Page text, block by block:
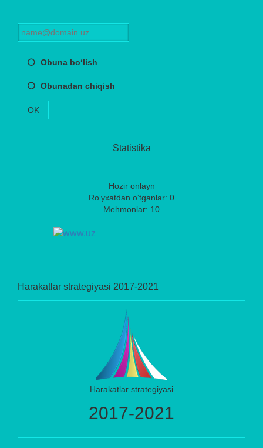
Obuna bo‘lish
Obunadan chiqish
OK
Statistika
Hozir onlayn
Ro‘yxatdan o‘tganlar: 0
Mehmonlar: 10
Harakatlar strategiyasi 2017-2021
Harakatlar strategiyasi
2017-2021